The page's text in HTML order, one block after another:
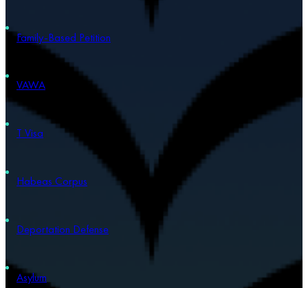
Family-Based Petition
VAWA
T Visa
Habeas Corpus
Deportation Defense
Asylum